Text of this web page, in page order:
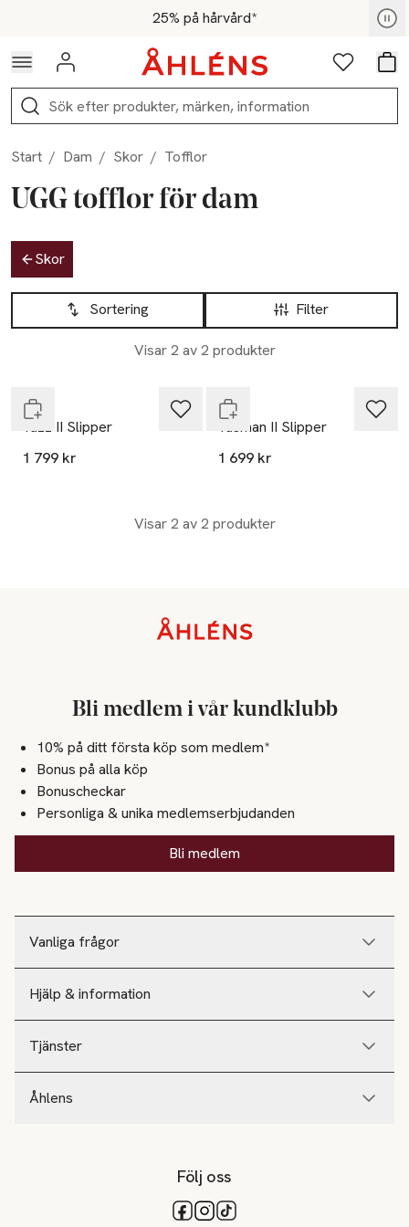
Hoppa till navigationsmenyn25% på hårvård*
För medlemmar - Shoppa nu
Logga in Favoriter
Sök
Start / Dam / Skor / Tofflor
UGG tofflor för dam
Hoppa till produktsidan
Skor
Hoppa till produktsidan
Filter
Sortering
Visar 2 av 2 produkter
Lista över produkter
Ugg
Tazz II Slipper
1 799 kr
Ugg
Tasman II Slipper
1 699 kr
Visar 2 av 2 produkter
Vanliga frågor
Hjälp & information
Tjänster
Åhlens
Bli medlem i vår kundklubb
10% på ditt första köp som medlem*
Bonus på alla köp
Bonuscheckar
Personliga & unika medlemserbjudanden
Bli medlem
Följ oss